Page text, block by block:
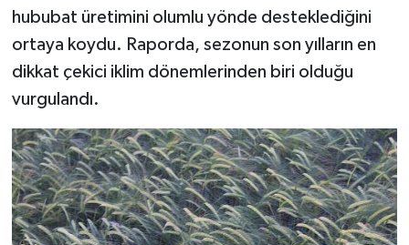
hububat üretimini olumlu yönde desteklediğini
ortaya koydu. Raporda, sezonun son yılların en
dikkat çekici iklim dönemlerinden biri olduğu
vurgulandı.